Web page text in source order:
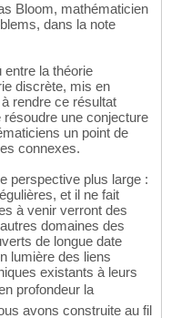
Bloom, mathématicien
dans la note
entre la théorie
discrète, mis en
rendre ce résultat
une conjecture
un point de
connexes.
perspective plus large :
et il ne fait
à venir verront des
domaines des
de longue date
lumière des liens
existants à leurs
profondeur la
avons construite au fil